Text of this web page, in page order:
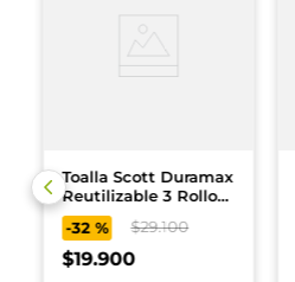
Toalla Scott Duramax
Reutilizable 3 Rollos
156 und
-32 % $29.100
$19.900